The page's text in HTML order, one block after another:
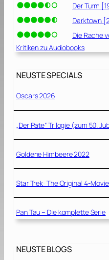
Der Turm
Darktown
Die Rache
Kritiken zu Audiobooks
NEUSTE SPECIALS
Oscars 2026
„Der Pate“ Trilogie (zum 50.
Goldene Himbeere 2022
Star Trek: The Original 4-
Pan Tau – Die komplette Serie
NEUSTE BLOGS